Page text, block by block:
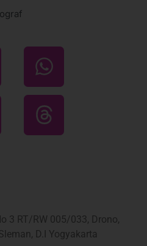
3 RT/RW 005/033, Drono,
D.I Yogyakarta